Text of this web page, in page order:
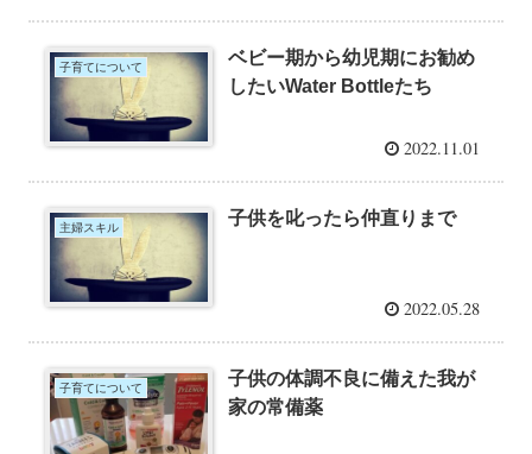
子育てについて
ベビー期から幼児期にお勧め
したいWater Bottleたち
2022.11.01
主婦スキル 子供を叱ったら仲直りまで
2022.05.28
子育てについて
子供の体調不良に備えた我が
家の常備薬